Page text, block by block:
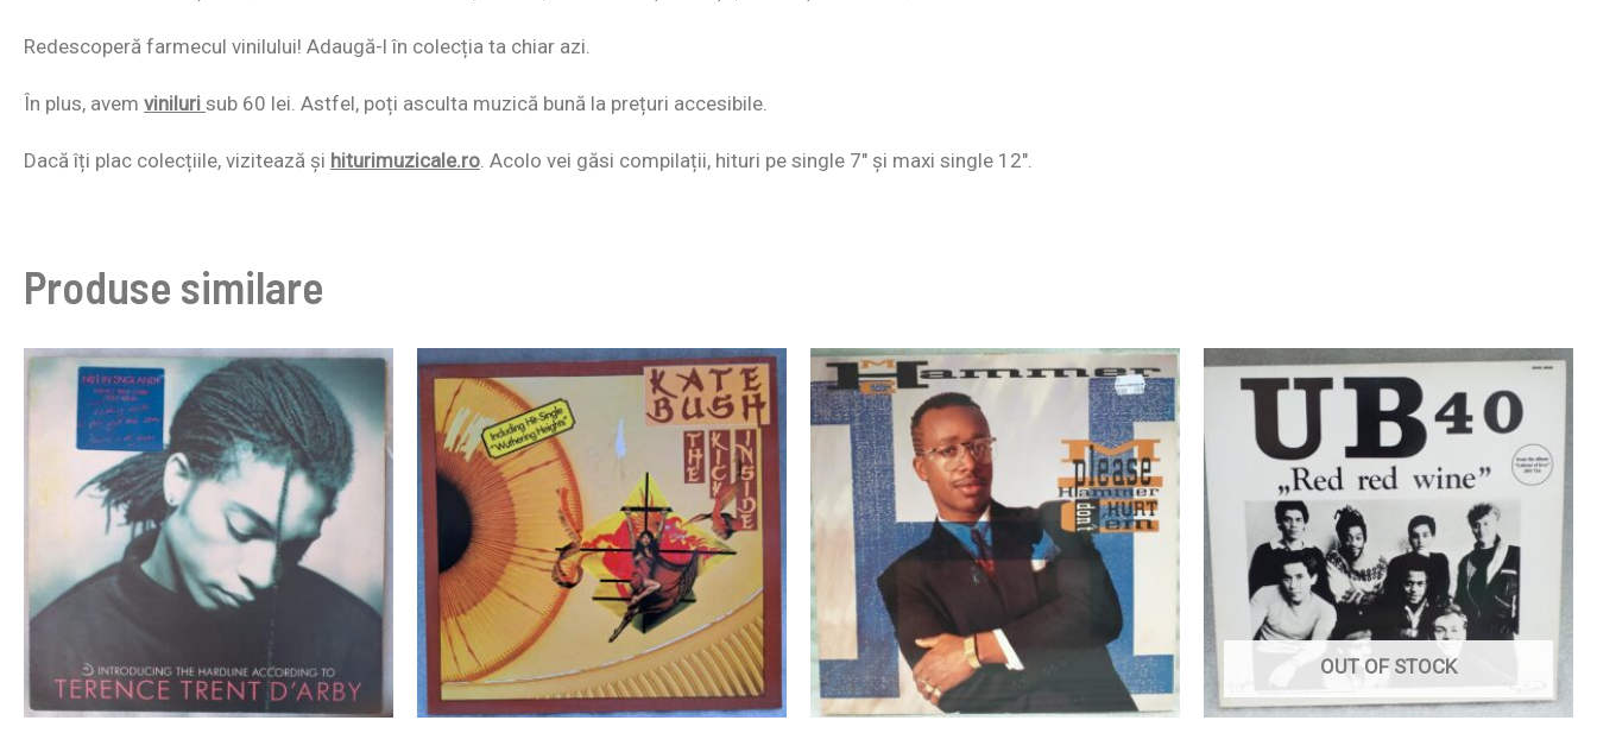
Redescoperă farmecul vinilului! Adaugă-l în colecția ta chiar azi.
În plus, avem viniluri sub 60 lei. Astfel, poți asculta muzică bună la prețuri accesibile.
Dacă îți plac colecțiile, vizitează și hiturimuzicale.ro. Acolo vei găsi compilații, hituri pe single 7″ și maxi single 12″.
Produse similare
OUT OF STOCK